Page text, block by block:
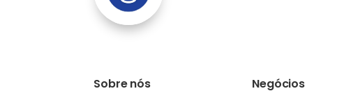
Sobre nós Negócios